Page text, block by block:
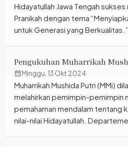
Hidayatullah Jawa Tengah
Pranikah dengan tema
untuk Generasi yang
dengan 29 Januari 2025). Acara
putri dari berbagai daerah di […]
Pengukuhan Muharrikah
calendar_monthMinggu, 13 Okt 2024
Muharrikah Mushida Putri (MMi)
melahirkan pemimpin-pemimpin
pemahaman mendalam tentang
nilai-nilai Hidayatullah.